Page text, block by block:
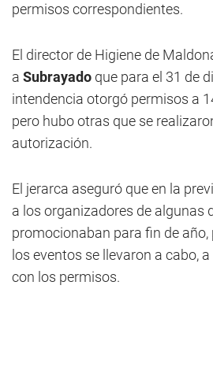
permisos correspondientes.
El director de Higiene de
a Subrayado que para el 31 de
intendencia otorgó permisos a
pero hubo otras que se
autorización.
El jerarca aseguró que en la
a los organizadores de algunas
promocionaban para fin de
los eventos se llevaron a cabo,
con los permisos.